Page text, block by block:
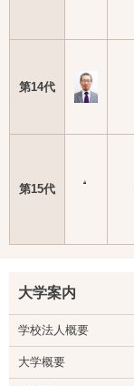
第14代
第15代
大学案内
学校法人概要
大学概要